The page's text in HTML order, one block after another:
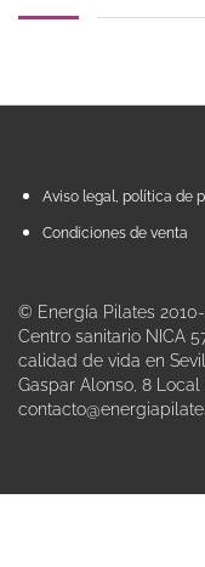
Aviso legal, política de
Condiciones de venta
© Energía Pilates
Centro sanitario NICA
calidad de vida en
Gaspar Alonso, 8 Local